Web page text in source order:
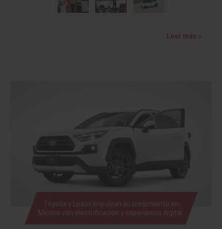
Leer más »
Toyota y Lexus impulsan su crecimiento en
México con electrificación y experiencia digital.